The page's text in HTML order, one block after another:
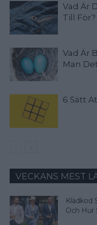
Vad Är
Till För?
Vad Är
Man
6 Sätt
VECKANS MEST
Klädkod
Och Hur